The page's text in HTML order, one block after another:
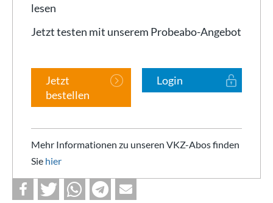
lesen
Jetzt testen mit unserem Probeabo-Angebot
Jetzt
bestellen
Login
Mehr Informationen zu unseren VKZ-Abos finden
Sie hier